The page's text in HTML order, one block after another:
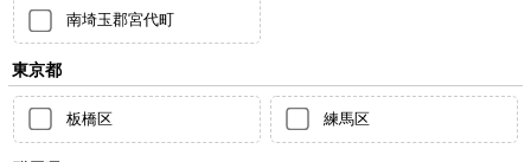
南埼玉郡宮代町
東京都
板橋区 練馬区